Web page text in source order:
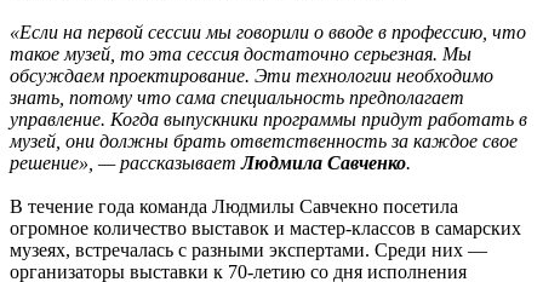
«Если на первой сессии мы говорили о вводе в профессию, что
такое музей, то эта сессия достаточно серьезная. Мы
обсуждаем проектирование. Эти технологии необходимо
знать, потому что сама специальность предполагает
управление. Когда выпускники программы придут работать в
музей, они должны брать ответственность за каждое свое
решение», — рассказываетЛюдмила Савченко.
В течение года команда Людмилы Савчекно посетила
огромное количество выставок и мастер-классов в самарских
музеях, встречалась с разными экспертами. Среди них —
организаторы выставки к 70-летию со дня исполнения